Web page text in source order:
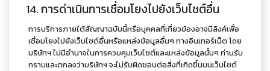
14. การดำเนินการเชื่อมโยงไปยังเว็บไซต์อื่น
การบริการภายใต้สัญญาฉบับนี้หรือบุคคลที่เกี่ยวข้องอาจมีลิงค์เพื่อ
เชื่อมโยงไปยังเว็บไซต์อื่นหรือแหล่งข้อมูลอื่นๆ ทางอินเทอร์เน็ต โดย
บริษัทฯ ไม่มีอำนาจในการควบคุมเว็บไซต์และแหล่งข้อมูลนั้นๆ ท่านรับ
ทราบและตกลงว่าบริษัทฯ จะไม่รับผิดชอบต่อสิ่งที่เกิดขึ้นบนเว็บไซต์